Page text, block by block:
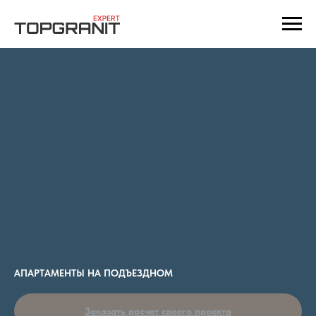
АПАРТАМЕНТЫ НА ПОДЪЕЗДНОМ
Заказать расчет своего проекта